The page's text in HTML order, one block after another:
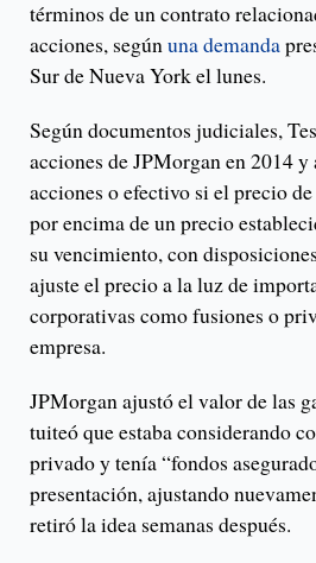
términos de un contrato
acciones, segúnuna demanda
Sur de Nueva York el lunes.
Según documentos judiciales,
acciones de JPMorgan en 2014
acciones o efectivo si el precio
por encima de un precio
su vencimiento, con
ajuste el precio a la luz de
corporativas como fusiones o
empresa.
JPMorgan ajustó el valor de las
tuiteó que estaba considerando
privado y tenía “fondos
presentación, ajustando
retiró la idea semanas después.